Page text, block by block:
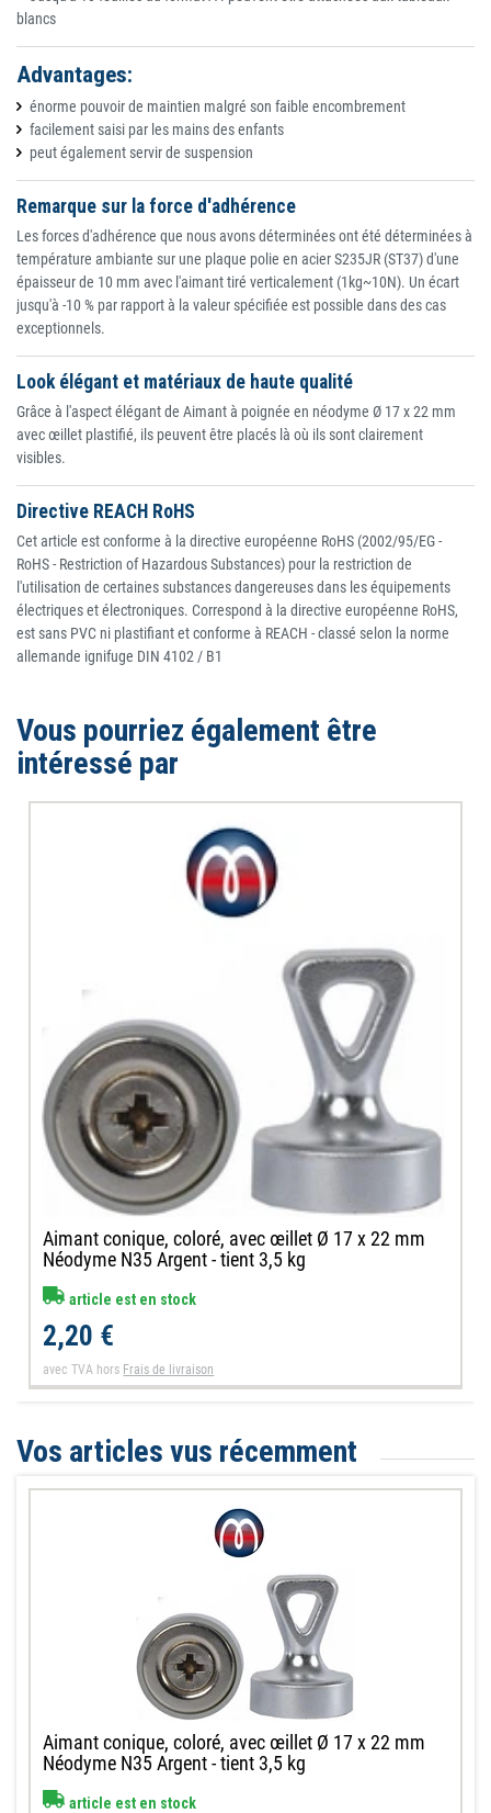
blancs
Advantages:
énorme pouvoir de maintien malgré son faible encombrement
facilement saisi par les mains des enfants
peut également servir de suspension
Remarque sur la force d'adhérence
Les forces d'adhérence que nous avons déterminées ont été déterminées à
température ambiante sur une plaque polie en acier S235JR (ST37) d'une
épaisseur de 10 mm avec l'aimant tiré verticalement (1kg~10N). Un écart
jusqu'à -10 % par rapport à la valeur spécifiée est possible dans des cas
exceptionnels.
Look élégant et matériaux de haute qualité
Grâce à l'aspect élégant de Aimant à poignée en néodyme Ø 17 x 22 mm
avec œillet plastifié, ils peuvent être placés là où ils sont clairement
visibles.
Directive REACH RoHS
Cet article est conforme à la directive européenne RoHS (2002/95/EG -
RoHS - Restriction of Hazardous Substances) pour la restriction de
l'utilisation de certaines substances dangereuses dans les équipements
électriques et électroniques. Correspond à la directive européenne RoHS,
est sans PVC ni plastifiant et conforme à REACH - classé selon la norme
allemande ignifuge DIN 4102 / B1
Vous pourriez également être
intéressé par
Aimant conique, coloré, avec œillet Ø 17 x 22 mm
Néodyme N35 Argent - tient 3,5 kg
article est en stock
2,20 €
avec TVA hors Frais de livraison
Vos articles vus récemment
Aimant conique, coloré, avec œillet Ø 17 x 22 mm
Néodyme N35 Argent - tient 3,5 kg
article est en stock